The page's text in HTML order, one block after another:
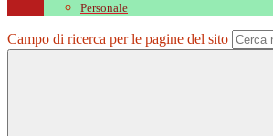
Personale
Campo di ricerca per le pagine del sito